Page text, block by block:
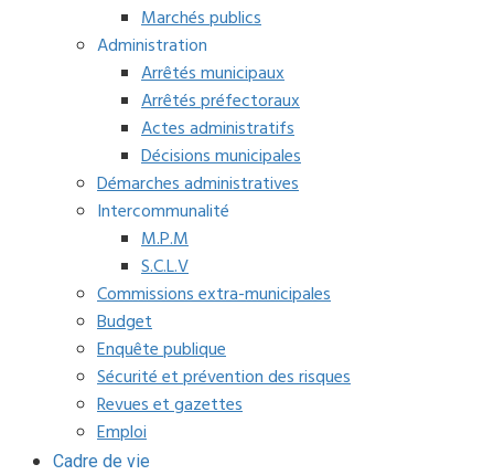
Marchés publics
Administration
Arrêtés municipaux
Arrêtés préfectoraux
Actes administratifs
Décisions municipales
Démarches administratives
Intercommunalité
M.P.M
S.C.L.V
Commissions extra-municipales
Budget
Enquête publique
Sécurité et prévention des risques
Revues et gazettes
Emploi
Cadre de vie